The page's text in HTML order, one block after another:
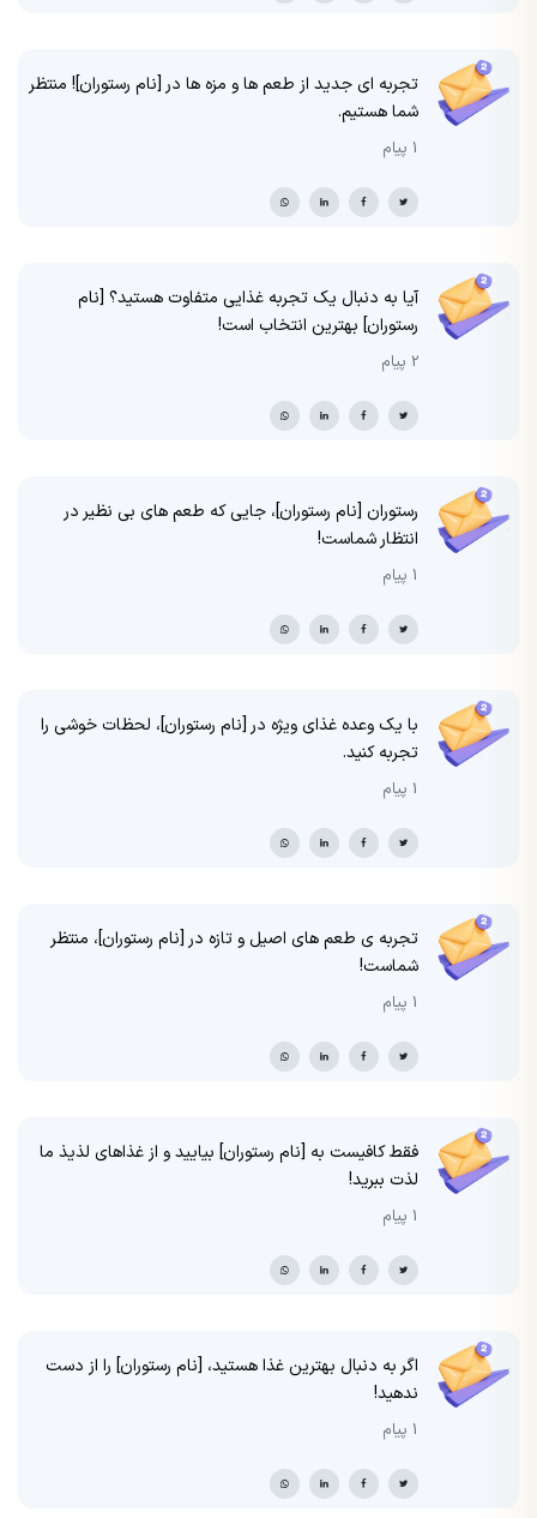
تجربه ای جدید از طعم ها و مزه ها در [نام رستوران]! منتظر
شما هستیم.
1 پیام
آیا به دنبال یک تجربه غذایی متفاوت هستید؟ [نام
رستوران] بهترین انتخاب است!
2 پیام
رستوران [نام رستوران]، جایی که طعم های بی نظیر در
انتظار شماست!
1 پیام
با یک وعده غذای ویژه در [نام رستوران]، لحظات خوشی را
تجربه کنید.
1 پیام
تجربه ی طعم های اصیل و تازه در [نام رستوران]، منتظر
شماست!
1 پیام
فقط کافیست به [نام رستوران] بیایید و از غذاهای لذیذ ما
لذت ببرید!
1 پیام
اگر به دنبال بهترین غذا هستید، [نام رستوران] را از دست
ندهید!
1 پیام